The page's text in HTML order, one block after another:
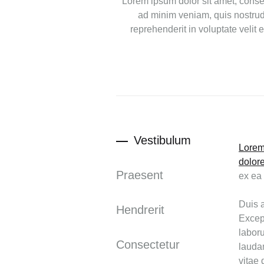
ad minim veniam, quis
reprehenderit in voluptate velit
Vestibulum
Praesent
Hendrerit
Consectetur
ex ea
Duis
vitae